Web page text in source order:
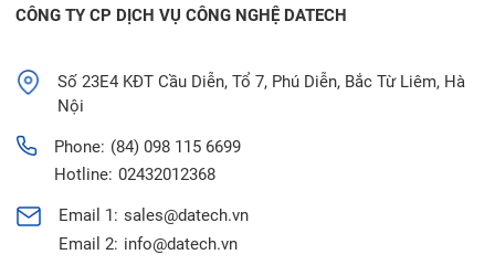
CÔNG TY CP DỊCH VỤ CÔNG NGHỆ DATECH
Số 23E4 KĐT Cầu Diễn, Tổ 7, Phú Diễn, Bắc Từ Liêm, Hà
Nội
Phone: (84) 098 115 6699
Hotline: 02432012368
Email 1: sales@datech.vn
Email 2: info@datech.vn